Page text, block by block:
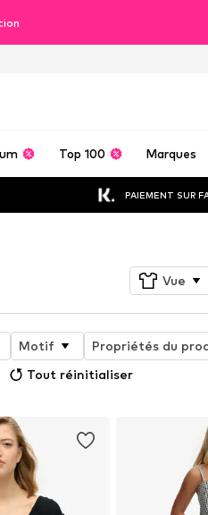
Top 100 Marques
PAIEMENT SUR
Vue
Motif Propriétés du
Tout réinitialiser